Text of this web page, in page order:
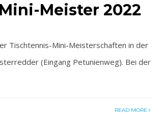
Meister 2022
Tischtennis-Mini-Meisterschaften in der
(Eingang Petunienweg). Bei der
READ MORE